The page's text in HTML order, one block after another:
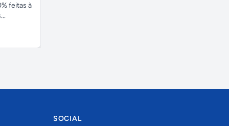
feitas à
SOCIAL